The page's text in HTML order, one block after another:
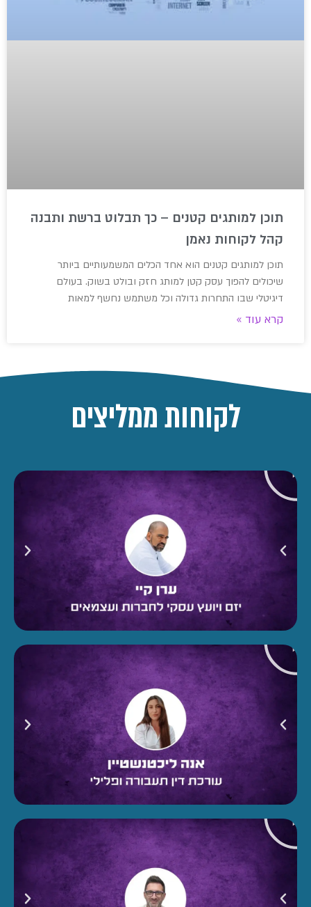
תוכן למותגים קטנים – כך תבלוט ברשת ותבנה
קהל לקוחות נאמן
תוכן למותגים קטנים הוא אחד הכלים המשמעותיים ביותר
שיכולים להפוך עסק קטן למותג חזק ובולט בשוק. בעולם
דיגיטלי שבו התחרות גדולה וכל משתמש נחשף למאות
קרא עוד »
לקוחות ממליצים